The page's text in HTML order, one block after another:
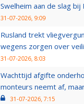
Swelheim aan de slag bij
31-07-2026, 9:09
Rusland trekt
wegens zorgen over
31-07-2026, 8:03
Wachttijd afgifte
monteurs neemt af,
31-07-2026, 7:15